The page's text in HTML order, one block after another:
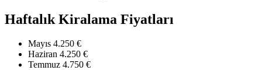
Haftalık Kiralama Fiyatları
Mayıs 4.250 €
Haziran 4.250 €
Temmuz 4.750 €